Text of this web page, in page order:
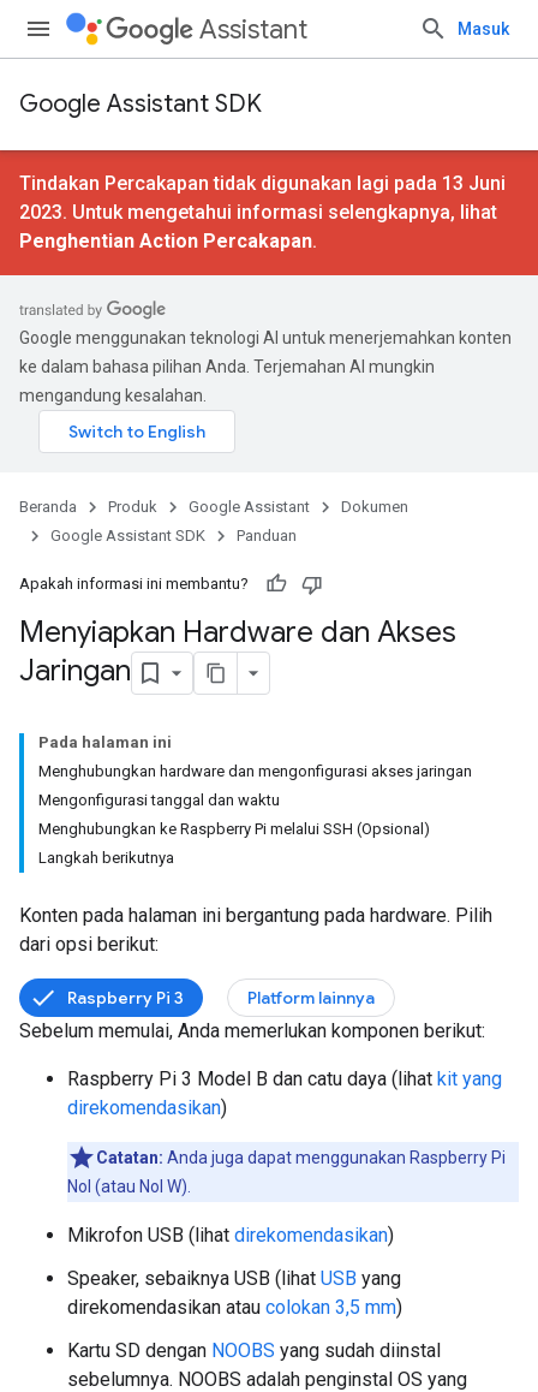
Assistant Masuk
Google Assistant SDK
Tindakan Percakapan tidak digunakan lagi pada 13 Juni
2023. Untuk mengetahui informasi selengkapnya, lihat
Penghentian Action Percakapan.
Google menggunakan teknologi AI untuk menerjemahkan konten
ke dalam bahasa pilihan Anda. Terjemahan AI mungkin
mengandung kesalahan.
Beranda Produk Google Assistant
Dokumen
Google Assistant SDK
Panduan
Apakah informasi ini membantu?
Menyiapkan Hardware dan Akses
Jaringan
Pada halaman ini
Menghubungkan hardware dan mengonfigurasi akses jaringan
Mengonfigurasi tanggal dan waktu
Menghubungkan ke Raspberry Pi melalui SSH (Opsional)
Langkah berikutnya
Konten pada halaman ini bergantung pada hardware. Pilih
dari opsi berikut:
Raspberry Pi 3 Platform lainnya
Sebelum memulai, Anda memerlukan komponen berikut:
Raspberry Pi 3 Model B dan catu daya (lihat kit yang
direkomendasikan)
Catatan: Anda juga dapat menggunakan Raspberry Pi
Nol (atau Nol W).
Mikrofon USB (lihat direkomendasikan)
Speaker, sebaiknya USB (lihat USB yang
direkomendasikan atau colokan 3,5 mm)
Kartu SD dengan NOOBS yang sudah diinstal
sebelumnya. NOOBS adalah penginstal OS yang